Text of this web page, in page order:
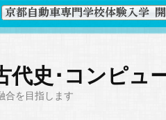
代史･コンピュ
合を目指します